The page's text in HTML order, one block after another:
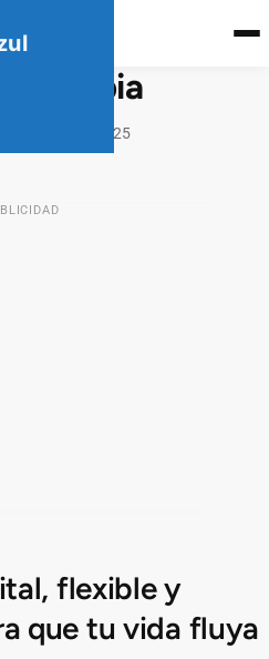
noviembre de 2025
flexible y
que tu vida fluya